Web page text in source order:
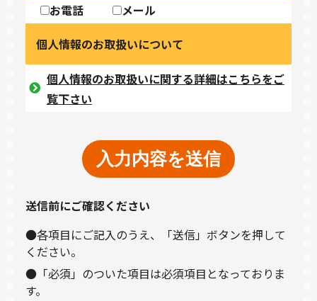
お電話
メール
個人情報のお取扱いについて
個人情報のお取扱いに関する詳細はこちらをご
覧下さい
送信前にご確認ください
●各項目にご記入のうえ、「送信」ボタンを押して
ください。
●「必須」のついた項目は必須項目となっておりま
す。